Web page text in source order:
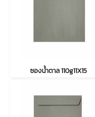
ซองน้ำตาล 110g11X15